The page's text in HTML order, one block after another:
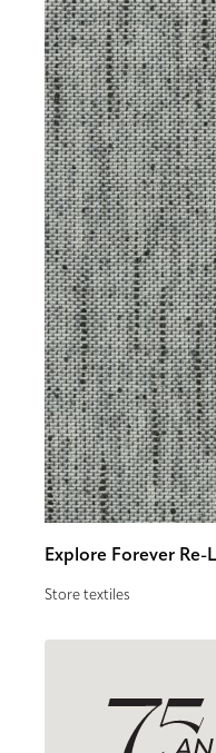
Explore Forever Re-
Store textiles